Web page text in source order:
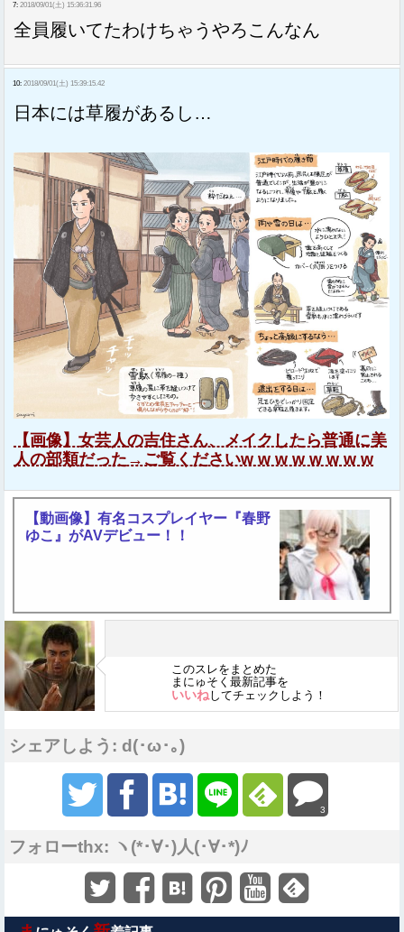
7: 2018/09/01(土) 15:36:31.96
全員履いてたわけちゃうやろこんなん
10: 2018/09/01(土) 15:39:15.42
日本には草履があるし…
【画像】女芸人の吉住さん、メイクしたら普通に美
人の部類だった→ご覧くださいw w w w w w w w
【動画像】有名コスプレイヤー『春野
ゆこ』がAVデビュー！！
このスレをまとめた
まにゅそく最新記事を
いいねしてチェックしよう！
シェアしよう: d(･ω･｡)
3
フォローthx: ヽ(*･∀･)人(･∀･*)ﾉ